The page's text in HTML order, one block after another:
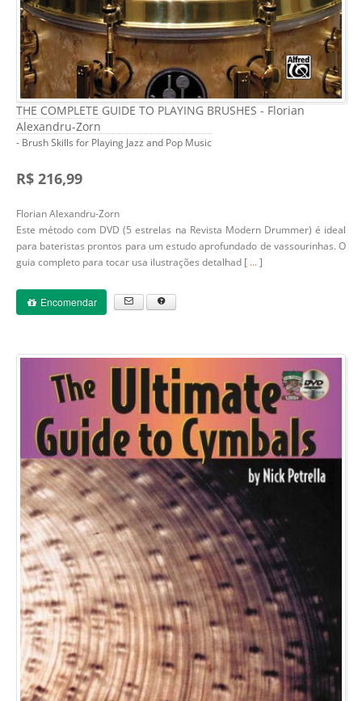
THE COMPLETE GUIDE TO PLAYING BRUSHES - Florian
Alexandru-Zorn
- Brush Skills for Playing Jazz and Pop Music
R$ 216,99
Florian Alexandru-Zorn
Este método com DVD (5 estrelas na Revista Modern Drummer) é ideal
para bateristas prontos para um estudo aprofundado de vassourinhas. O
guia completo para tocar usa ilustrações detalhad [ ...]
Encomendar